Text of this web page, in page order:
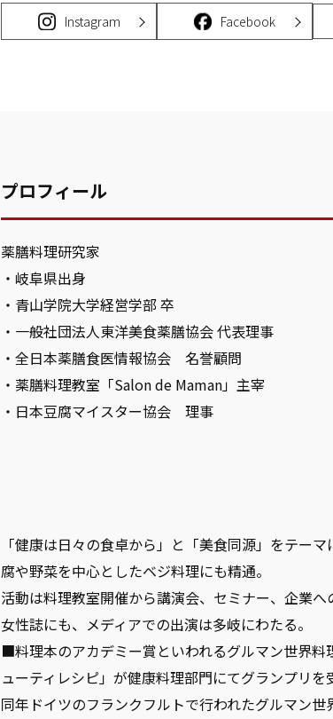
Instagram Facebook
プロフィール
薬膳料理研究家
・岐阜県出身
・青山学院大学経営学部 卒
・一般社団法人東洋美食薬膳協会 代表理事
・全日本薬膳食医情報協会 名誉顧問
・薬膳料理教室「Salon de Maman」主宰
・日本豆腐マイスター協会 理事
「健康は日々の食卓から」と「美食同源」をテー
腐や野菜を中心としたベジ料理にも精通。
活動は料理教室開催から講演会、セミナー、企業
女性誌にも、メディアでの出演は多岐にわたる。
■料理本のアカデミー賞といわれるグルマン世界
ューティレシピ」が健康料理部門にてグランプリを
同年ドイツのフランクフルトで行われたグルマン